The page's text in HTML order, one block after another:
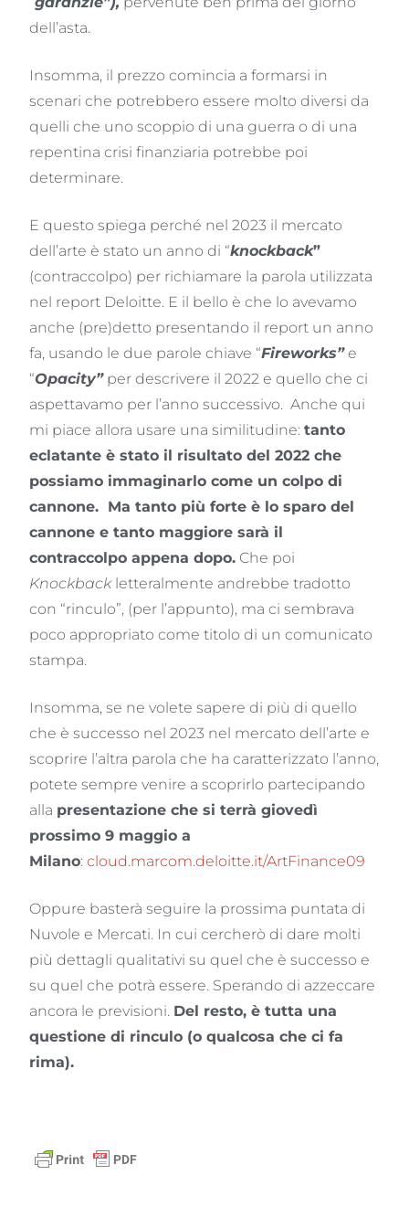
dell’asta.
Insomma, il prezzo comincia a formarsi in
scenari che potrebbero essere molto diversi da
quelli che uno scoppio di una guerra o di una
repentina crisi finanziaria potrebbe poi
determinare.
E questo spiega perché nel 2023 il mercato
dell’arte è stato un anno di “knockback”
(contraccolpo) per richiamare la parola utilizzata
nel report Deloitte. E il bello è che lo avevamo
anche (pre)detto presentando il report un anno
fa, usando le due parole chiave “Fireworks”e
“Opacity”per descrivere il 2022 e quello che ci
aspettavamo per l’anno successivo. Anche qui
mi piace allora usare una similitudine:tanto
eclatante è stato il risultato del 2022 che
possiamo immaginarlo come un colpo di
cannone. Ma tanto più forte è lo sparo del
cannone e tanto maggiore sarà il
contraccolpo appena dopo. Che poi
Knockbackletteralmente andrebbe tradotto
con “rinculo”, (per l’appunto), ma ci sembrava
poco appropriato come titolo di un comunicato
stampa.
Insomma, se ne volete sapere di più di quello
che è successo nel 2023 nel mercato dell’arte e
scoprire l’altra parola che ha caratterizzato l’anno,
potete sempre venire a scoprirlo partecipando
alla presentazione che si terrà giovedì
prossimo 9 maggio a
Milano:cloud.marcom.deloitte.it/ArtFinance09
Oppure basterà seguire la prossima puntata di
Nuvole e Mercati. In cui cercherò di dare molti
più dettagli qualitativi su quel che è successo e
su quel che potrà essere. Sperando di azzeccare
ancora le previsioni. Del resto, è tutta una
questione di rinculo (o qualcosa che ci fa
rima).